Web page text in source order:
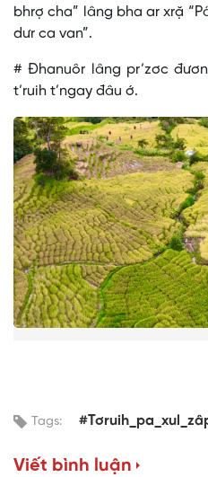
bhrợ cha” lâng bha ar xrặ
dưr ca van”.
# Đhanuôr lâng pr’zơc
t’ruih t’ngay đâu ớ.
Tags:
Viết bình luận